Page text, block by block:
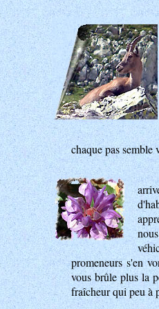
chaque pas semble
promeneurs s'en
vous brûle plus la
fraîcheur qui peu à